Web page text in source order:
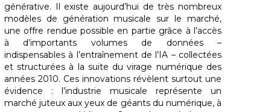
générative. Il existe aujourd’hui de très nombreux
modèles de génération musicale sur le marché,
une offre rendue possible en partie grâce à l’accès
à d’importants volumes de données –
indispensables à l’entraînement de l’IA – collectées
et structurées à la suite du virage numérique des
années 2010. Ces innovations révèlent surtout une
évidence : l’industrie musicale représente un
marché juteux aux yeux de géants du numérique, à